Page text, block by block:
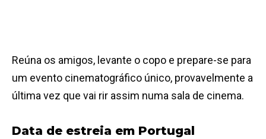
Reúna os amigos, levante o copo e prepare-se para
um evento cinematográfico único, provavelmente a
última vez que vai rir assim numa sala de cinema.
Data de estreia em Portugal